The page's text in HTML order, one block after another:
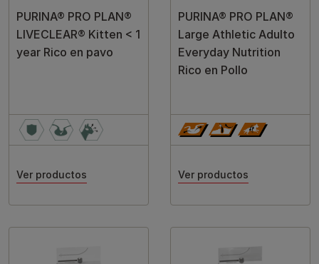
PURINA® PRO PLAN®
LIVECLEAR® Kitten < 1
year Rico en pavo
Ver productos
PURINA® PRO PLAN®
Large Athletic Adulto
Everyday Nutrition
Rico en Pollo
Ver productos